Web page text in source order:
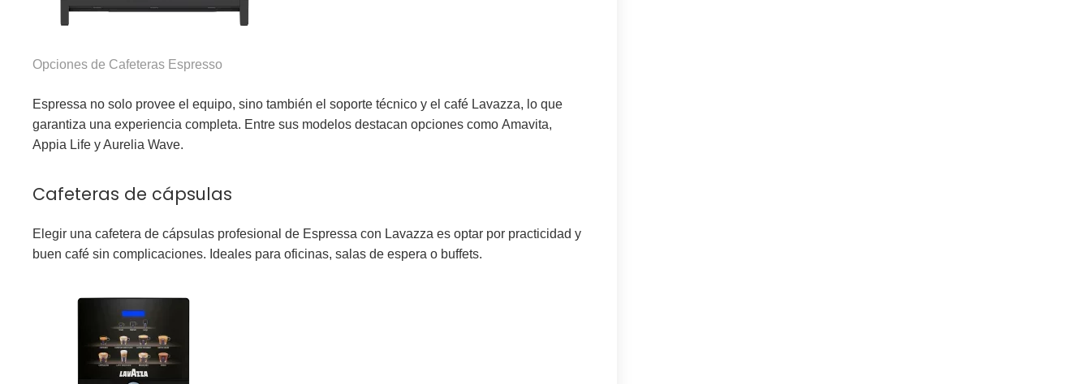
Opciones de Cafeteras Espresso
Espressa no solo provee el equipo, sino también el soporte técnico y el café Lavazza, lo que
garantiza una experiencia completa. Entre sus modelos destacan opciones como Amavita,
Appia Life y Aurelia Wave.
Cafeteras de cápsulas
Elegir una cafetera de cápsulas profesional de Espressa con Lavazza es optar por practicidad y
buen café sin complicaciones. Ideales para oficinas, salas de espera o buffets.